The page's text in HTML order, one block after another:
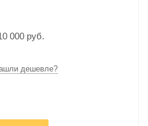
000 руб.
дешевле?